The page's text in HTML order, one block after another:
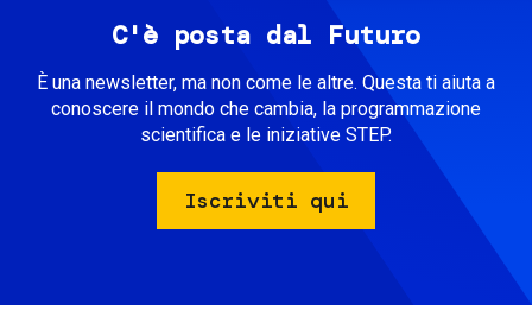
C'è posta dal Futuro
È una newsletter, ma non come le altre. Questa ti aiuta a
conoscere il mondo che cambia, la programmazione
scientifica e le iniziative STEP.
Iscriviti qui